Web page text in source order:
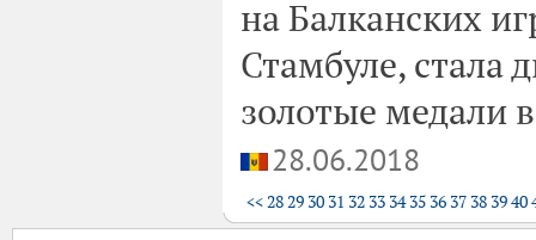
на Балканских
Стамбуле, стала
золотые медали
28.06.2018
<<2829 30 31 32 33 34 35 36 37 38 3940